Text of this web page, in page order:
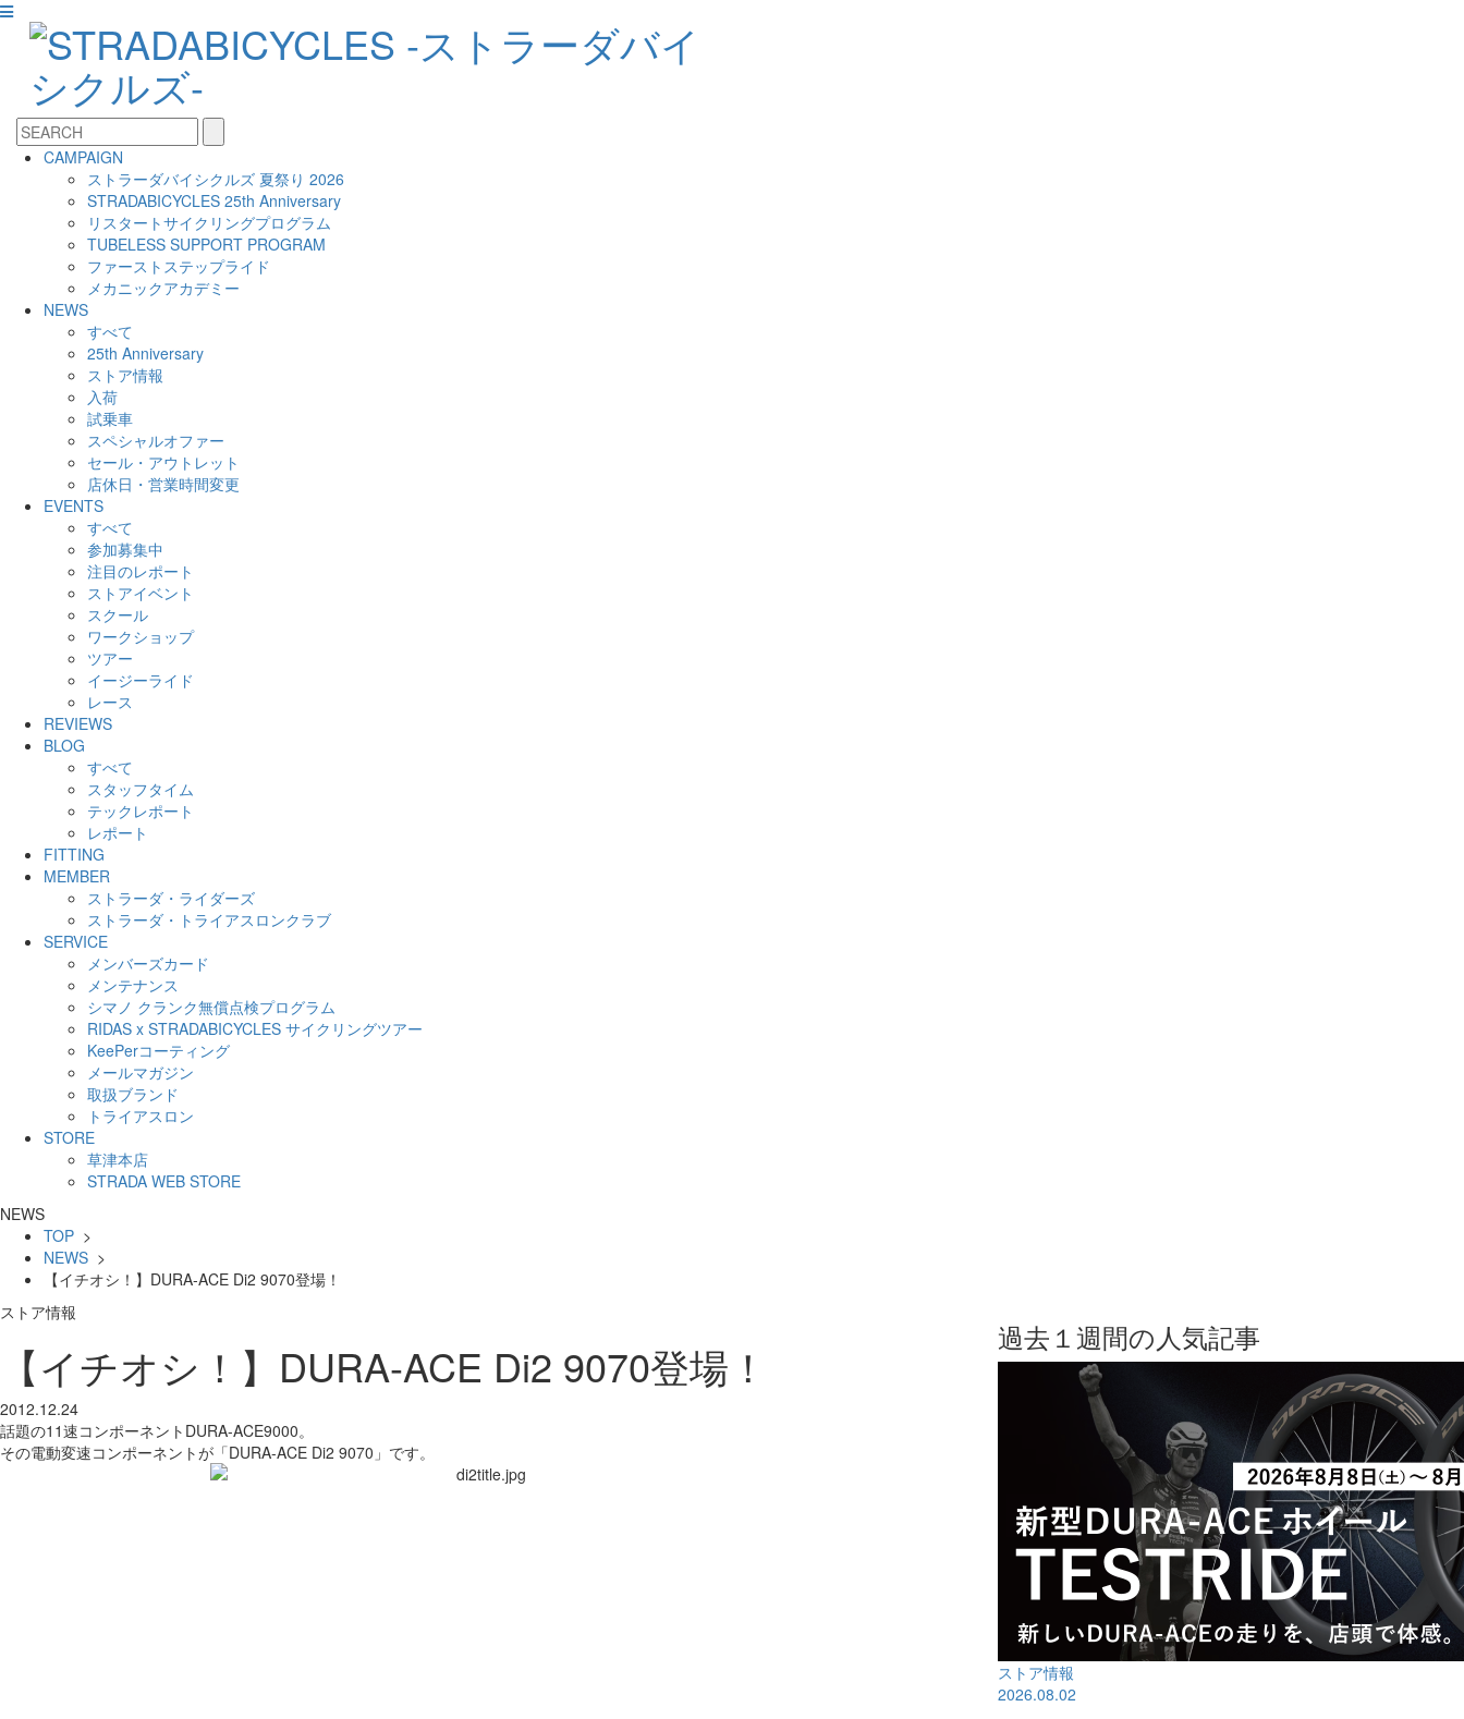
CAMPAIGN
ストラーダバイシクルズ 夏祭り 2026
STRADABICYCLES 25th Anniversary
リスタートサイクリングプログラム
TUBELESS SUPPORT PROGRAM
ファーストステップライド
メカニックアカデミー
NEWS
すべて
25th Anniversary
ストア情報
入荷
試乗車
スペシャルオファー
セール・アウトレット
店休日・営業時間変更
EVENTS
すべて
参加募集中
注目のレポート
ストアイベント
スクール
ワークショップ
ツアー
イージーライド
レース
REVIEWS
BLOG
すべて
スタッフタイム
テックレポート
レポート
FITTING
MEMBER
ストラーダ・ライダーズ
ストラーダ・トライアスロンクラブ
SERVICE
メンバーズカード
メンテナンス
シマノ クランク無償点検プログラム
RIDAS x STRADABICYCLES サイクリングツアー
KeePerコーティング
メールマガジン
取扱ブランド
トライアスロン
STORE
草津本店
STRADA WEB STORE
NEWS
TOP >
NEWS >
【イチオシ！】DURA-ACE Di2 9070登場！
ストア情報
【イチオシ！】DURA-ACE Di2 9070登場！
2012.12.24
話題の11速コンポーネントDURA-ACE9000。
その電動変速コンポーネントが「DURA-ACE Di2 9070」です。
過去１週間の人気記事
ストア情報
2026.08.02